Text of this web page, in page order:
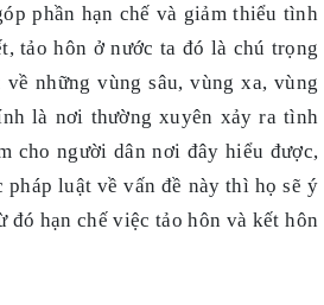
phần hạn chế và giảm thiểu tình
tảo hôn ở nước ta đó là chú trọng
những vùng sâu, vùng xa, vùng
là nơi thường xuyên xảy ra tình
cho người dân nơi đây hiểu được,
pháp luật về vấn đề này thì họ sẽ ý
đó hạn chế việc tảo hôn và kết hôn